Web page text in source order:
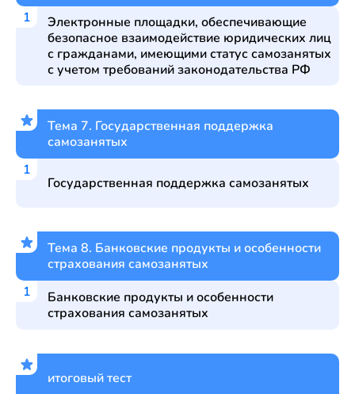
Электронные площадки, обеспечивающие
безопасное взаимодействие юридических лиц
с гражданами, имеющими статус самозанятых
с учетом требований законодательства РФ
Тема 7. Государственная поддержка
самозанятых
Государственная поддержка самозанятых
Тема 8. Банковские продукты и особенности
страхования самозанятых
Банковские продукты и особенности
страхования самозанятых
итоговый тест